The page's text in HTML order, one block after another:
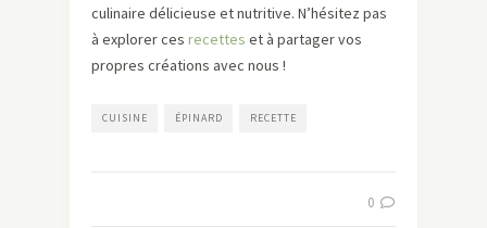
culinaire délicieuse et nutritive. N’hésitez pas
à explorer ces recettes et à partager vos
propres créations avec nous !
CUISINE ÉPINARD RECETTE
0